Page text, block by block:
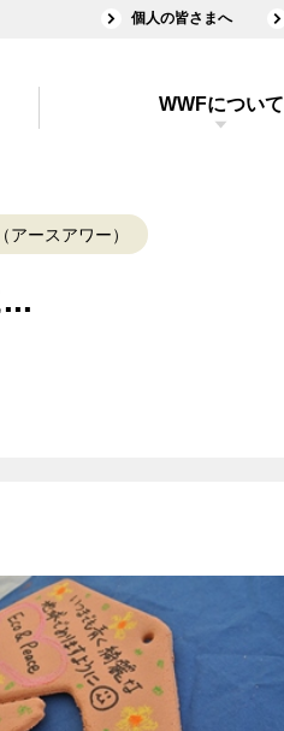
個人の皆さまへ
WWFについて
アースアワー）